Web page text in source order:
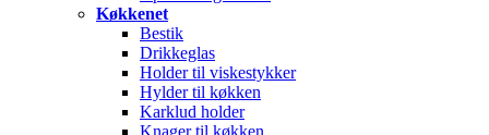
Køkkenet
Bestik
Drikkeglas
Holder til viskestykker
Hylder til køkken
Karklud holder
Knager til køkken